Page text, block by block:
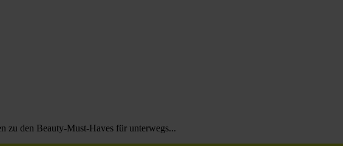
zu den Beauty-Must-Haves für unterwegs...